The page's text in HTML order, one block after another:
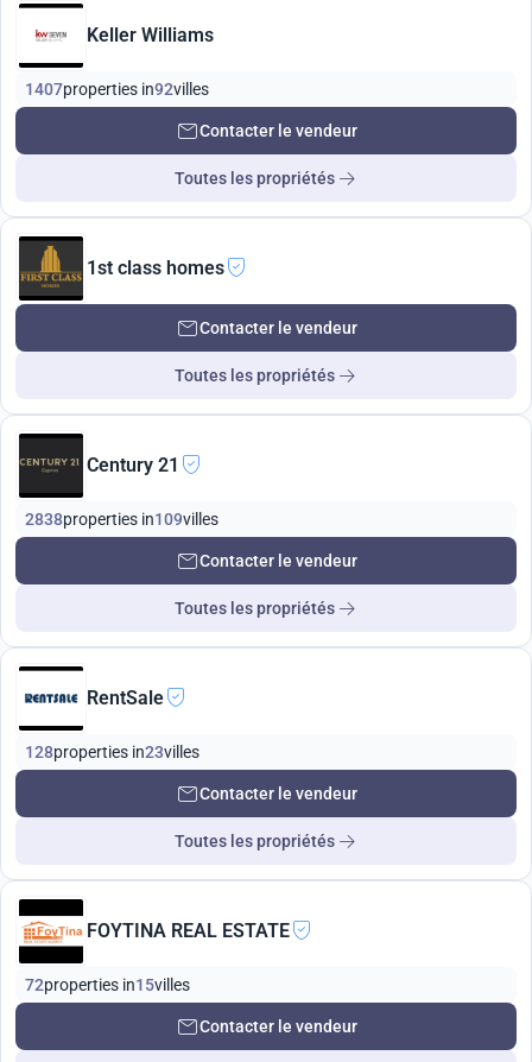
Keller Williams
1407properties in92villes
Contacter le vendeur
Toutes les propriétés
1st class homes
Contacter le vendeur
Toutes les propriétés
Century 21
2838properties in109villes
Contacter le vendeur
Toutes les propriétés
RentSale
128properties in23villes
Contacter le vendeur
Toutes les propriétés
FOYTINA REAL ESTATE
72properties in15villes
Contacter le vendeur